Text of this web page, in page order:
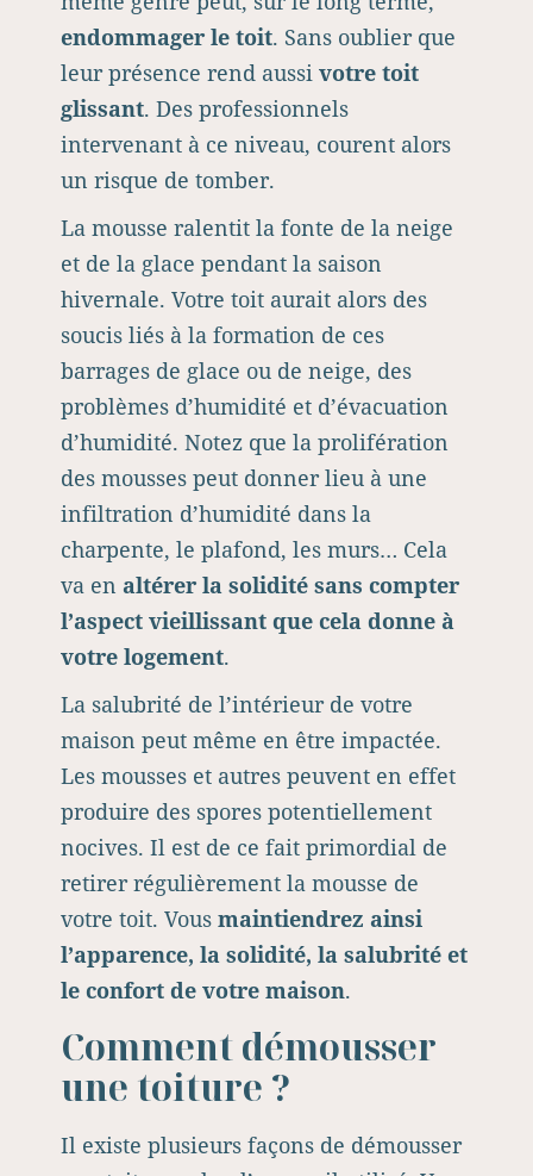
endommager le toit. Sans oublier que
leur présence rend aussi votre toit
glissant. Des professionnels
intervenant à ce niveau, courent alors
un risque de tomber.
La mousse ralentit la fonte de la neige
et de la glace pendant la saison
hivernale. Votre toit aurait alors des
soucis liés à la formation de ces
barrages de glace ou de neige, des
problèmes d’humidité et d’évacuation
d’humidité. Notez que la prolifération
des mousses peut donner lieu à une
infiltration d’humidité dans la
charpente, le plafond, les murs… Cela
va en altérer la solidité sans compter
l’aspect vieillissant que cela donne à
votre logement.
La salubrité de l’intérieur de votre
maison peut même en être impactée.
Les mousses et autres peuvent en effet
produire des spores potentiellement
nocives. Il est de ce fait primordial de
retirer régulièrement la mousse de
votre toit. Vous maintiendrez ainsi
l’apparence, la solidité, la salubrité et
le confort de votre maison.
Comment démousser
une toiture ?
Il existe plusieurs façons de démousser